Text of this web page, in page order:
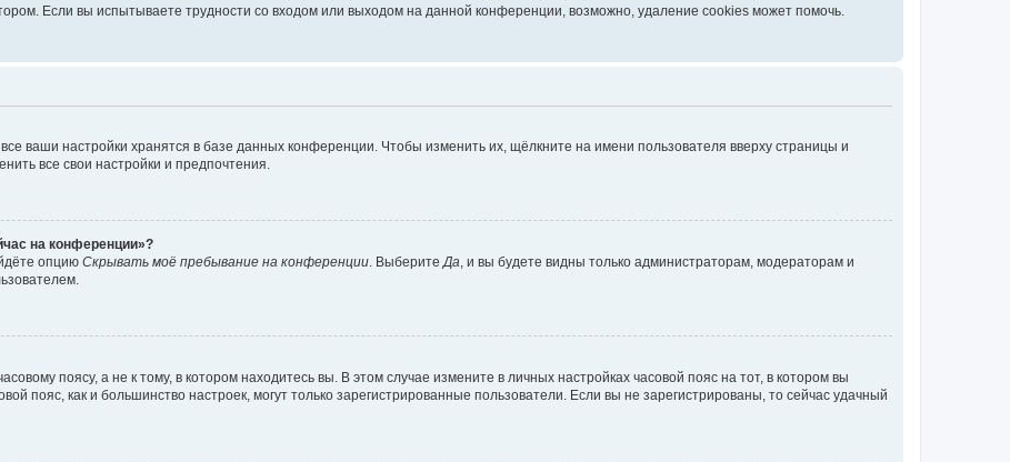
Если вы испытываете трудности со входом или выходом на данной конференции, возможно, удаление cookies может помочь.
ваши настройки хранятся в базе данных конференции. Чтобы изменить их, щёлкните на имени пользователя вверху страницы и
все свои настройки и предпочтения.
на конференции»?
опцию Скрывать моё пребывание на конференции. ВыберитеДа, и вы будете видны только администраторам, модераторам и
поясу, а не к тому, в котором находитесь вы. В этом случае измените в личных настройках часовой пояс на тот, в котором вы
пояс, как и большинство настроек, могут только зарегистрированные пользователи. Если вы не зарегистрированы, то сейчас удачный